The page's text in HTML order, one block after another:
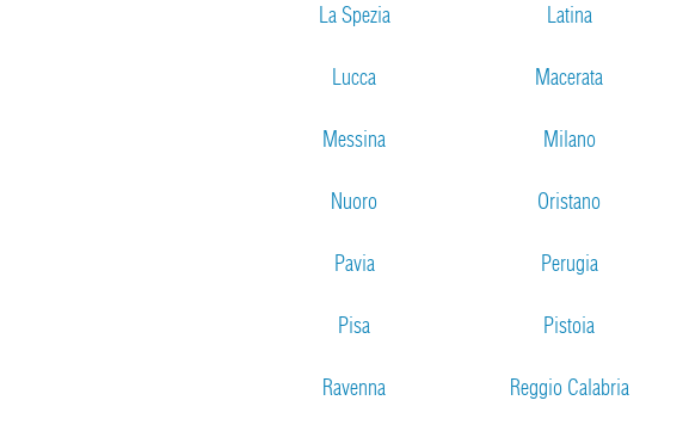
La Spezia Latina
Lucca Macerata
Messina Milano
Nuoro Oristano
Pavia Perugia
Pisa Pistoia
Ravenna Reggio Calabria